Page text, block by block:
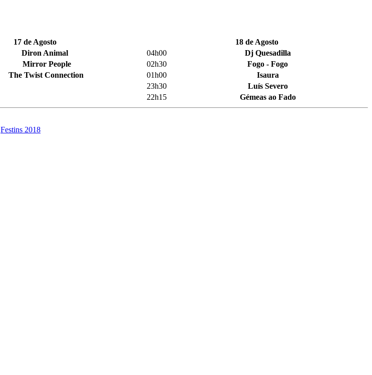
17 de Agosto
18 de Agosto
Diron Animal 04h00
Dj Quesadilla
Mirror People 02h30
Fogo - Fogo
The Twist Connection 01h00
Isaura
23h30
Luís Severo
22h15
Gémeas ao Fado
Festins 2018